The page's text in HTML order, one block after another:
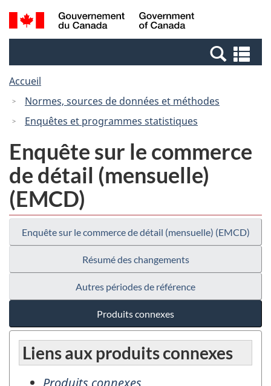
Passer
au
Passer
à
Canada
Recherche
et
et
Accueil
Normes, sources de données et méthodes
Enquêtes et programmes statistiques
Enquête sur le commerce
de détail (mensuelle)
(EMCD)
Enquête sur le commerce de détail (mensuelle) (EMCD)
Résumé des changements
Autres périodes de référence
Produits connexes
Liens aux produits connexes
Produits connexes